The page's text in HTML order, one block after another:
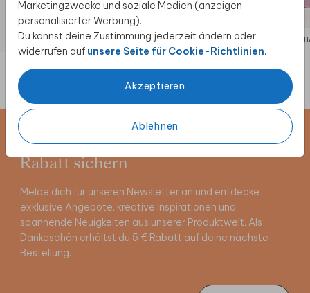
Marketingzwecke und soziale Medien (anzeigen
personalisierter Werbung).
Du kannst deine Zustimmung jederzeit ändern oder
widerrufen auf unsere Seite für Cookie-Richtlinien.
Akzeptieren
Ablehnen
ANHÄNGER
Newsletter abonnieren und 5 €
Rabatt sichern
Melde dich für unseren Newsletter an und entdecke
exklusive Angebote, kreative Inspirationen und
spannende Neuigkeiten aus unserer Produktwelt. Als
Dankeschön erhältst du 5 € Rabatt auf deine nächste
Bestellung.